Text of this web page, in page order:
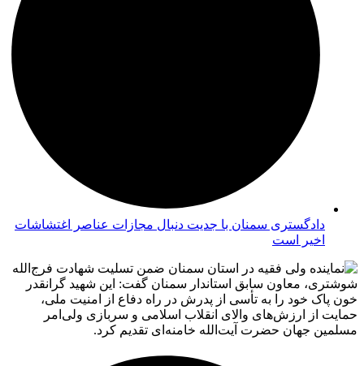
دادگستری سمنان با جدیت دنبال مجازات عناصر اغتشاشات
اخیر است